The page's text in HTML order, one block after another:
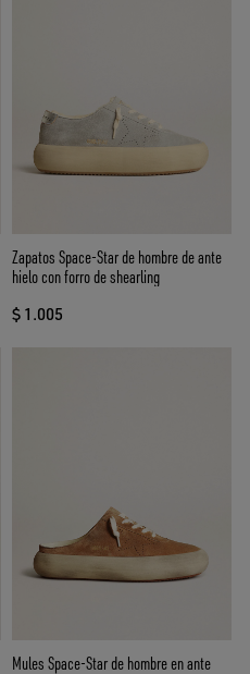
Zapatos Space-Star de hombre de ante
hielo con forro de shearling
$ 1.005
Mules Space-Star de hombre en ante